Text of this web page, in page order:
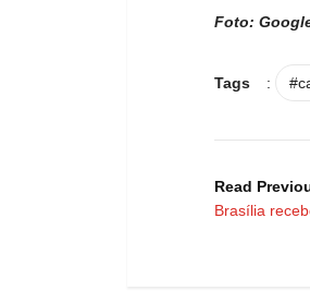
Foto:
Tags :
Read
Brasília